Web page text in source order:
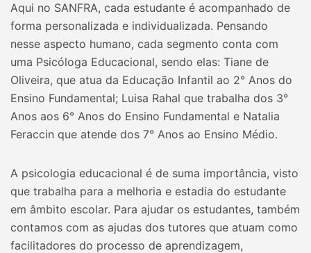
Aqui no SANFRA, cada estudante é acompanhado de
forma personalizada e individualizada. Pensando
nesse aspecto humano, cada segmento conta com
uma Psicóloga Educacional, sendo elas: Tiane de
Oliveira, que atua da Educação Infantil ao 2° Anos do
Ensino Fundamental; Luisa Rahal que trabalha dos 3°
Anos aos 6° Anos do Ensino Fundamental e Natalia
Feraccin que atende dos 7° Anos ao Ensino Médio.
A psicologia educacional é de suma importância, visto
que trabalha para a melhoria e estadia do estudante
em âmbito escolar. Para ajudar os estudantes, também
contamos com as ajudas dos tutores que atuam como
facilitadores do processo de aprendizagem,